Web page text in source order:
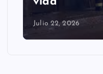
Julio 22, 2026